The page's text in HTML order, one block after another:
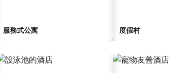
服務式公寓 度假村